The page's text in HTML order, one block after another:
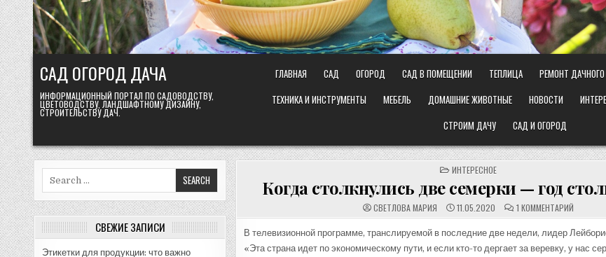
САД ОГОРОД ДАЧА
ИНФОРМАЦИОННЫЙ ПОРТАЛ ПО САДОВОДСТВУ,
ЦВЕТОВОДСТВУ, ЛАНДШАФТНОМУ ДИЗАЙНУ,
СТРОИТЕЛЬСТВУ ДАЧ.
ГЛАВНАЯ САД ОГОРОД САД В ПОМЕЩЕНИИ ТЕПЛИЦА РЕМОНТ
ТЕХНИКА И ИНСТРУМЕНТЫ
МЕБЕЛЬ ДОМАШНИЕ ЖИВОТНЫЕ НОВОСТИ
СТРОИМ ДАЧУ
САД И ОГОРОД
СВЕЖИЕ ЗАПИСИ
Этикетки для продукции: что важно
POSTED
IN
ИНТЕРЕСНОЕ
Когда столкнулись две семерки — год
СВЕТЛОВА МАРИЯ 11.05.2020 1 КОММЕНТАРИЙК
ЗАПИСИ
СЕМЕРКИ
В телевизионной программе, транслируемой в последние две недели, лидер
«Эта страна идет по экономическому пути, и если кто-то дергает за веревку, у нас